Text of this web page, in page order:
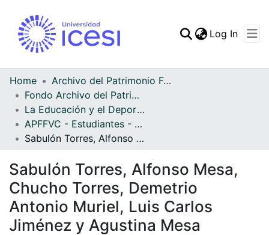
Log In
Home
Archivo del Patrimonio Fotográfico y Fílmico del Valle del Cauca
Fondo Archivo del Patrimonio Fotográfico y Fílmico del Valle del Cauca
La Educación y el Deporte
APFFVC - Estudiantes - Patrimonial
Sabulón Torres, Alfonso Mesa, Chucho Torres, Demetrio Antonio Muriel, Luis Carlos Jiménez y Agustina Mesa
Sabulón Torres, Alfonso Mesa,
Chucho Torres, Demetrio
Antonio Muriel, Luis Carlos
Jiménez y Agustina Mesa